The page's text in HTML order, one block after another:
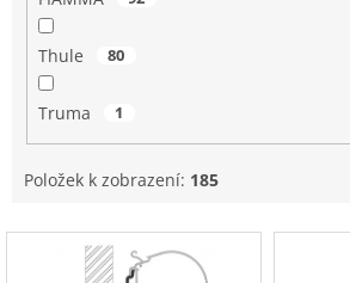
Thule 80
Truma 1
Položek k zobrazení: 185
V